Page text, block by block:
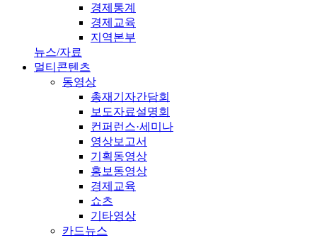
경제통계
경제교육
지역본부
뉴스/자료
멀티콘텐츠
동영상
총재기자간담회
보도자료설명회
컨퍼런스·세미나
영상보고서
기획동영상
홍보동영상
경제교육
쇼츠
기타영상
카드뉴스